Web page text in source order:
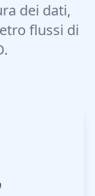
dei dati,
flussi di